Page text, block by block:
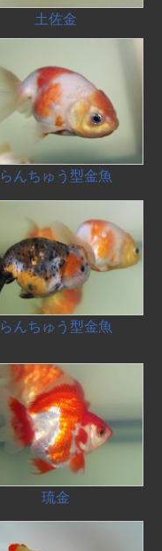
土佐金
らんちゅう型金魚
らんちゅう型金魚
琉金